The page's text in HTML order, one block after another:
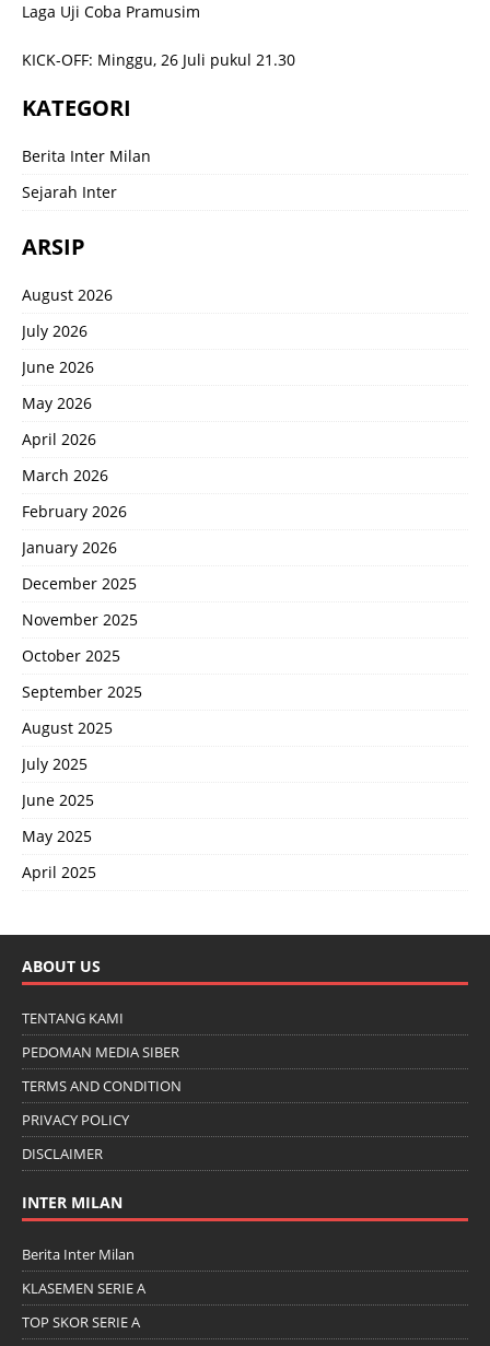
Laga Uji Coba Pramusim
KICK-OFF: Minggu, 26 Juli pukul 21.30
KATEGORI
Berita Inter Milan
Sejarah Inter
ARSIP
August 2026
July 2026
June 2026
May 2026
April 2026
March 2026
February 2026
January 2026
December 2025
November 2025
October 2025
September 2025
August 2025
July 2025
June 2025
May 2025
April 2025
ABOUT US
TENTANG KAMI
PEDOMAN MEDIA SIBER
TERMS AND CONDITION
PRIVACY POLICY
DISCLAIMER
INTER MILAN
Berita Inter Milan
KLASEMEN SERIE A
TOP SKOR SERIE A